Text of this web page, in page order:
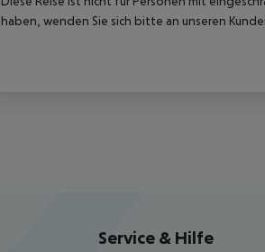
haben, wenden Sie sich bitte an unseren
Service & Hilfe